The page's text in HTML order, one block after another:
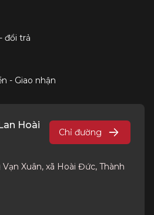
đổi trả
- Giao nhận
Hoài
Chỉ đường
Xuân, xã Hoài Đức, Thành